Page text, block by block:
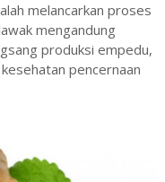
melancarkan proses
mengandung
produksi empedu,
pencernaan